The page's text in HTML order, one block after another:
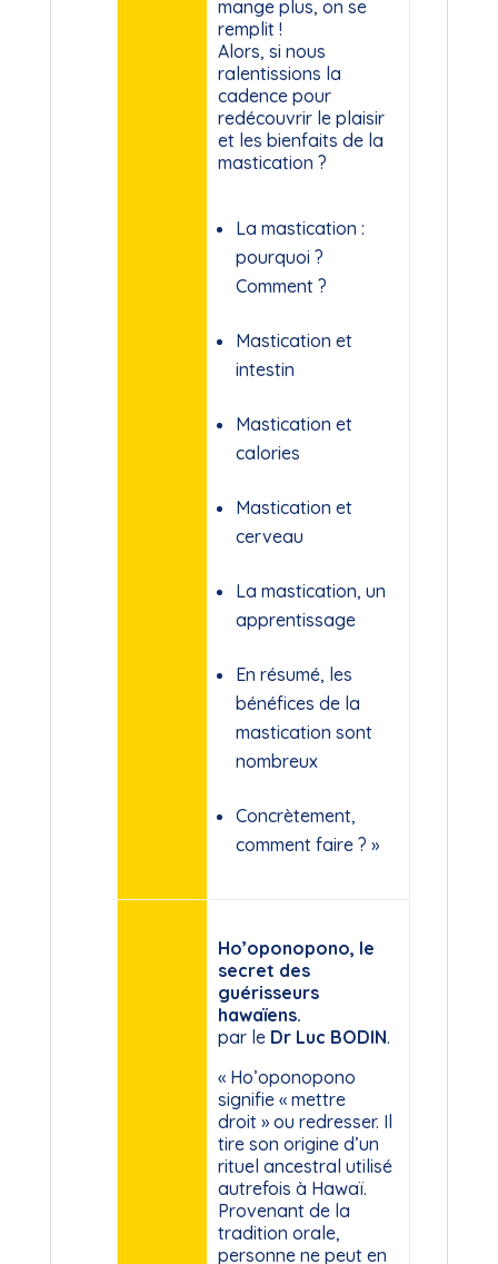
mange plus, on se
remplit !
Alors, si nous
ralentissions la
cadence pour
redécouvrir le plaisir
et les bienfaits de la
mastication ?
La mastication :
pourquoi ?
Comment ?
Mastication et
intestin
Mastication et
calories
Mastication et
cerveau
La mastication, un
apprentissage
En résumé, les
bénéfices de la
mastication sont
nombreux
Concrètement,
comment faire ? »
Ho’oponopono, le
secret des
guérisseurs
hawaïens.
par le Dr Luc BODIN.
« Ho’oponopono
signifie « mettre
droit » ou redresser. Il
tire son origine d’un
rituel ancestral utilisé
autrefois à Hawaï.
Provenant de la
tradition orale,
personne ne peut en